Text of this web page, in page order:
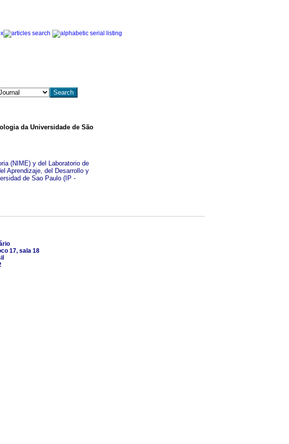
da Universidade de São
(NIME) y del Laboratorio de
Aprendizaje, del Desarrollo y
de Sao Paulo (IP -
17, sala 18